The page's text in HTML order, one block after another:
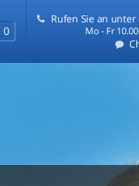
0
Rufen Sie an unter
Mo - Fr